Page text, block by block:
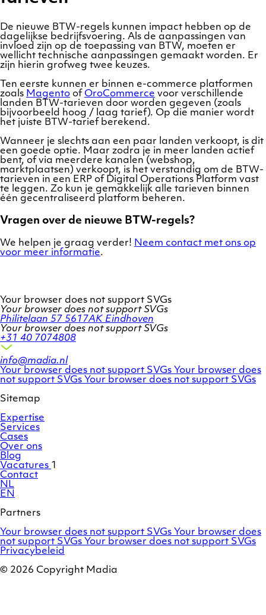
De nieuwe BTW-regels kunnen impact hebben op de
dagelijkse bedrijfsvoering. Als de aanpassingen van
invloed zijn op de toepassing van BTW, moeten er
wellicht technische aanpassingen gemaakt worden. Er
zijn hierin grofweg twee keuzes.
Ten eerste kunnen er binnen e-commerce platformen
zoals Magento of OroCommerce voor verschillende
landen BTW-tarieven door worden gegeven (zoals
bijvoorbeeld hoog / laag tarief). Op die manier wordt
het juiste BTW-tarief berekend.
Wanneer je slechts aan een paar landen verkoopt, is dit
een goede optie. Maar zodra je in meer landen actief
bent, of via meerdere kanalen (webshop,
marktplaatsen) verkoopt, is het verstandig om de BTW-
tarieven in een ERP of Digital Operations Platform vast
te leggen. Zo kun je gemakkelijk alle tarieven binnen
één gecentraliseerd platform beheren.
Vragen over de nieuwe BTW-regels?
We helpen je graag verder! Neem contact met ons op
voor meer informatie.
Your browser does not support SVGs
Your browser does not support SVGs
Philitelaan 57 5617AK Eindhoven
Your browser does not support SVGs
+31 40 7074808
info@madia.nl
Twitter
account
Your browser does not support SVGs LinkedIn
profile
Your browser does
not support SVGs Facebook
Your browser does not support SVGs
Sitemap
Expertise
Services
Cases
Over ons
Blog
Vacatures 1
Contact
NL
EN
Partners
Adobe
Commerce
/
Your browser does not support SVGs OroCommerce
Your browser does
not support SVGs Marello
Your browser does not support SVGs
Privacybeleid
© 2026 Copyright Madia